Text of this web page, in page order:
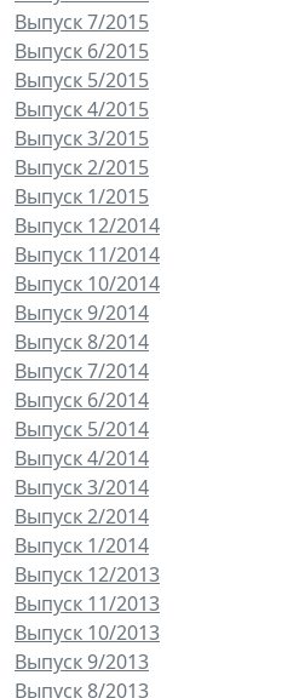
Выпуск 7/2015
Выпуск 6/2015
Выпуск 5/2015
Выпуск 4/2015
Выпуск 3/2015
Выпуск 2/2015
Выпуск 1/2015
Выпуск 12/2014
Выпуск 11/2014
Выпуск 10/2014
Выпуск 9/2014
Выпуск 8/2014
Выпуск 7/2014
Выпуск 6/2014
Выпуск 5/2014
Выпуск 4/2014
Выпуск 3/2014
Выпуск 2/2014
Выпуск 1/2014
Выпуск 12/2013
Выпуск 11/2013
Выпуск 10/2013
Выпуск 9/2013
Выпуск 8/2013